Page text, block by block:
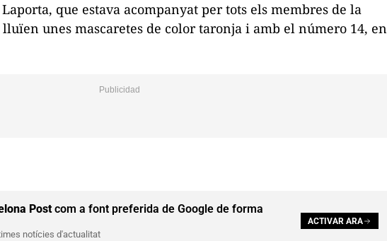
que estava acompanyat per tots els membres de la
unes mascaretes de color taronja i amb el número 14, en
Postcom a font preferida de Google de forma
notícies d'actualitat
ACTIVAR ARA